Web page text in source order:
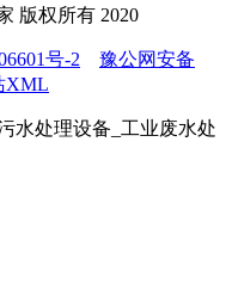
版权所有 2020
号-2
豫公网安备
XML
水处理设备_工业废水处